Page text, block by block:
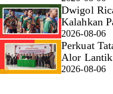
Dwigol
Kalahkan
2026-08-06
Perkuat
Alor Lantik
2026-08-06